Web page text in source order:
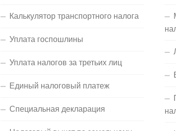
Калькулятор транспортного налога
Уплата госпошлины
Уплата налогов за третьих лиц
Единый налоговый платеж
Специальная декларация